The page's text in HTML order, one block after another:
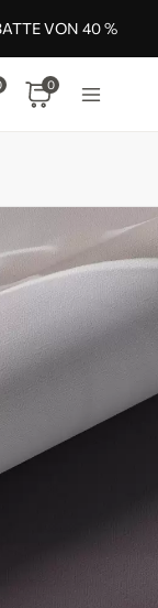
VON 40 %
0